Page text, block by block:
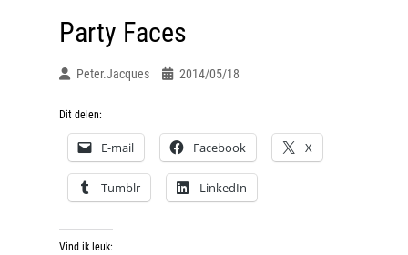
Party Faces
Peter.jacques 2014/05/18
Dit delen:
E-mail Facebook X
Tumblr LinkedIn
Vind ik leuk: